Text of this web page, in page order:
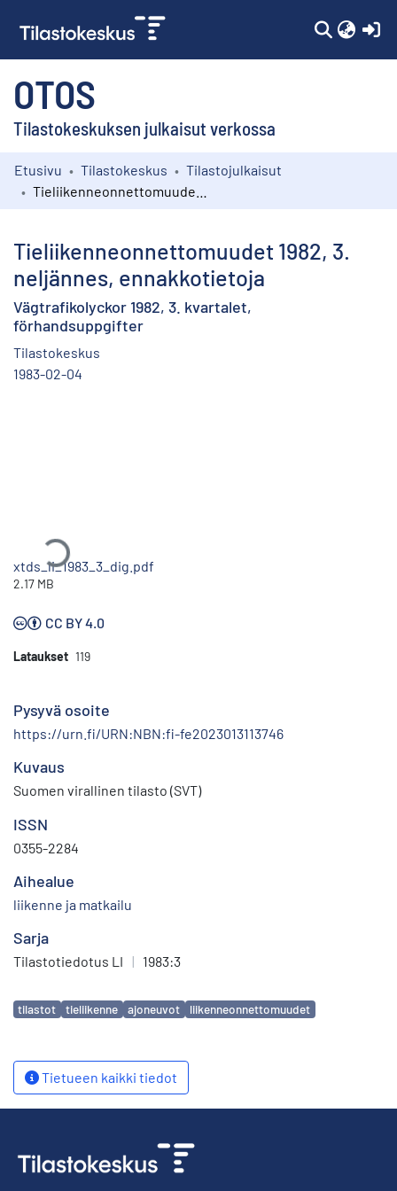
OTOS
Tilastokeskuksen julkaisut verkossa
Kokoelmat
Etusivu Tilastokeskus
Tilastojulkaisut
Tieliikenneonnettomuudet 1982, 3.
neljännes, ennakkotietoja
Vägtrafikolyckor 1982, 3. kvartalet,
förhandsuppgifter
Tilastokeskus
1983-02-04
Ladataan...
xtds_li_1983_3_dig.pdf
2.17 MB
CC BY 4.0
Lataukset 119
Pysyvä osoite
https://urn.fi/URN:NBN:fi-fe2023013113746
Kuvaus
Suomen virallinen tilasto (SVT)
ISSN
0355-2284
Aihealue
liikenne ja matkailu
Sarja
Tilastotiedotus LI | 1983:3
Avainsanat
tilastot tieliikenne ajoneuvot liikenneonnettomuudet
Tietueen kaikki tiedot